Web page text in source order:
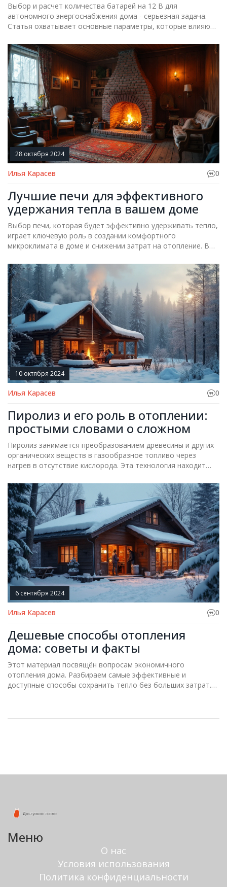
Выбор и расчет количества батарей на 12 В для
автономного энергоснабжения дома - серьезная задача.
Статья охватывает основные параметры, которые влияют
итоговой мощности, требуемой для поддержания
комфортного отопления. Читатель научится, как правильно
рассчитать количество батарей и избежать
распространенных ошибок. Также даны советы по
оптимальному использованию батарей для обеспечения
стабильного энергоснабжения в холодное время года.
28 октября 2024
Илья Карасев 0
Лучшие печи для эффективного
удержания тепла в вашем доме
Выбор печи, которая будет эффективно удерживать тепло,
играет ключевую роль в создании комфортного
микроклимата в доме и снижении затрат на отопление. В
минусы, а также советы по выбору оптимальной модели,
подходящей именно для вашего жилища. Мы обсудим
кирпичные, чугунные, электрические и газовые печи, чтобы
помочь вам сделать сознательный выбор. Научитесь
оценивать свои потребности и возможности вашего дома,
чтобы выбрать идеальное решение для тепла и уюта.
10 октября 2024
Илья Карасев 0
Пиролиз и его роль в отоплении:
простыми словами о сложном
Пиролиз занимается преобразованием древесины и других
органических веществ в газообразное топливо через
нагрев в отсутствие кислорода. Эта технология находит
пиролизных котлах, которые используют полученный газ
для обогрева домов. Такого рода устройства предлагают
высокую эффективность и минимальные выбросы, что
делает их экологически дружественным вариантом. В
статье объясняется, как работает пиролиз, и какие
преимущества он дает в отоплении.
6 сентября 2024
Илья Карасев 0
Дешевые способы отопления
дома: советы и факты
Этот материал посвящён вопросам экономичного
отопления дома. Разбираем самые эффективные и
доступные способы сохранить тепло без больших затрат.
Меню
О нас
Условия использования
Политика конфиденциальности